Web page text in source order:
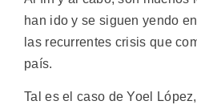
han ido y se siguen yendo
las recurrentes crisis que
país.
Tal es el caso de Yoel